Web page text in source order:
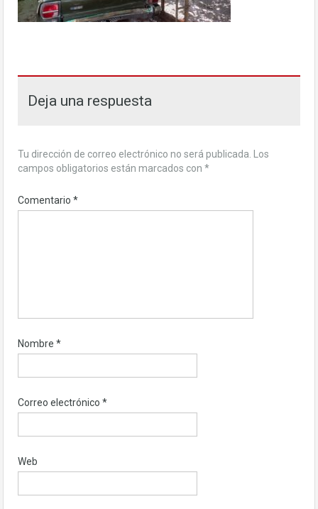
Deja una respuesta
Tu dirección de correo electrónico no será publicada.
Los
campos obligatorios están marcados con *
Comentario *
Nombre *
Correo electrónico *
Web